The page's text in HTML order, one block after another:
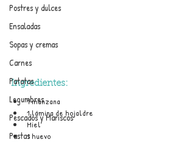
Postres y dulces
Ensaladas
Sopas y cremas
Carnes
Patatas
Legumbres
Pescados y Mariscos
Pastas
Ingredientes:
1 manzana
1 lámina de hojaldre
Miel
1 huevo